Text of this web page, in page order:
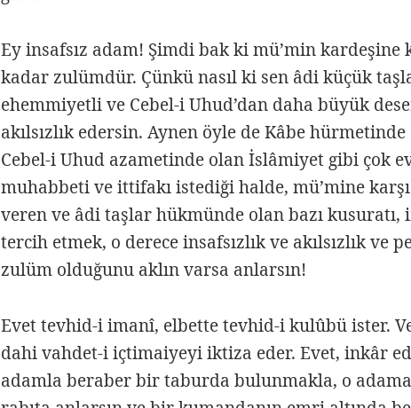
Ey insafsız adam! Şimdi bak ki mü’min kardeşine
kadar zulümdür. Çünkü nasıl ki sen âdi küçük
ehemmiyetli ve Cebel-i Uhud’dan daha büyük
akılsızlık edersin. Aynen öyle de Kâbe
Cebel-i Uhud azametinde olan İslâmiyet gibi çok
muhabbeti ve ittifakı istediği halde, mü’mine
veren ve âdi taşlar hükmünde olan bazı kusuratı,
tercih etmek, o derece insafsızlık ve akılsızlık ve
zulüm olduğunu aklın varsa anlarsın!
Evet tevhid-i imanî, elbette tevhid-i kulûbü ister.
dahi vahdet-i içtimaiyeyi iktiza eder. Evet, inkâr
adamla beraber bir taburda bulunmakla, o